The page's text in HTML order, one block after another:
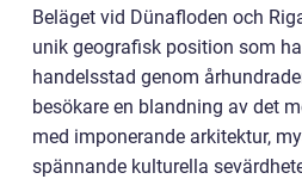
Beläget vid Dünafloden och
unik geografisk position som
handelsstad genom
besökare en blandning av det
med imponerande arkitektur,
spännande kulturella